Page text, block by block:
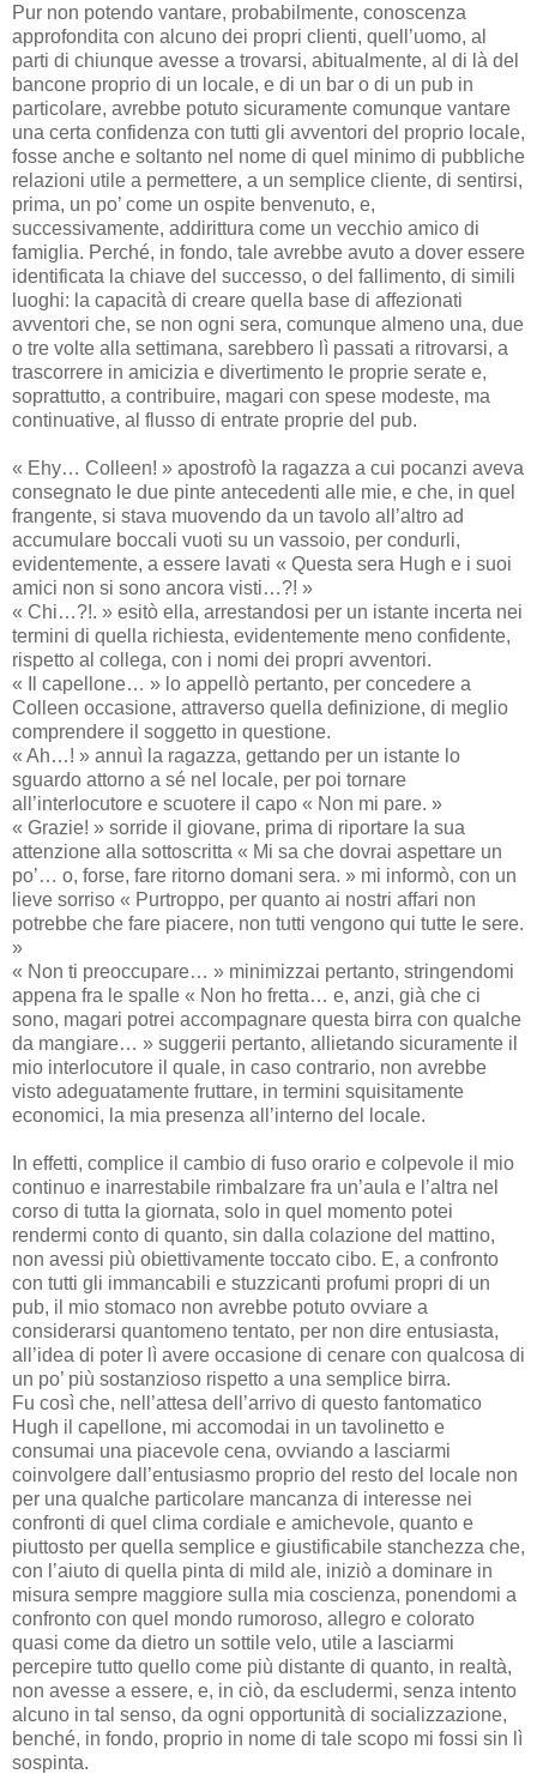
Pur non potendo vantare, probabilmente, conoscenza
approfondita con alcuno dei propri clienti, quell’uomo, al
parti di chiunque avesse a trovarsi, abitualmente, al di là del
bancone proprio di un locale, e di un bar o di un pub in
particolare, avrebbe potuto sicuramente comunque vantare
una certa confidenza con tutti gli avventori del proprio locale,
fosse anche e soltanto nel nome di quel minimo di pubbliche
relazioni utile a permettere, a un semplice cliente, di sentirsi,
prima, un po’ come un ospite benvenuto, e,
successivamente, addirittura come un vecchio amico di
famiglia. Perché, in fondo, tale avrebbe avuto a dover essere
identificata la chiave del successo, o del fallimento, di simili
luoghi: la capacità di creare quella base di affezionati
avventori che, se non ogni sera, comunque almeno una, due
o tre volte alla settimana, sarebbero lì passati a ritrovarsi, a
trascorrere in amicizia e divertimento le proprie serate e,
soprattutto, a contribuire, magari con spese modeste, ma
continuative, al flusso di entrate proprie del pub.
« Ehy… Colleen! » apostrofò la ragazza a cui pocanzi aveva
consegnato le due pinte antecedenti alle mie, e che, in quel
frangente, si stava muovendo da un tavolo all’altro ad
accumulare boccali vuoti su un vassoio, per condurli,
evidentemente, a essere lavati « Questa sera Hugh e i suoi
amici non si sono ancora visti…?! »
« Chi…?!. » esitò ella, arrestandosi per un istante incerta nei
termini di quella richiesta, evidentemente meno confidente,
rispetto al collega, con i nomi dei propri avventori.
« Il capellone… » lo appellò pertanto, per concedere a
Colleen occasione, attraverso quella definizione, di meglio
comprendere il soggetto in questione.
« Ah…! » annuì la ragazza, gettando per un istante lo
sguardo attorno a sé nel locale, per poi tornare
all’interlocutore e scuotere il capo « Non mi pare. »
« Grazie! » sorride il giovane, prima di riportare la sua
attenzione alla sottoscritta « Mi sa che dovrai aspettare un
po’… o, forse, fare ritorno domani sera. » mi informò, con un
lieve sorriso « Purtroppo, per quanto ai nostri affari non
potrebbe che fare piacere, non tutti vengono qui tutte le sere.
»
« Non ti preoccupare… » minimizzai pertanto, stringendomi
appena fra le spalle « Non ho fretta… e, anzi, già che ci
sono, magari potrei accompagnare questa birra con qualche
da mangiare… » suggerii pertanto, allietando sicuramente il
mio interlocutore il quale, in caso contrario, non avrebbe
visto adeguatamente fruttare, in termini squisitamente
economici, la mia presenza all’interno del locale.
In effetti, complice il cambio di fuso orario e colpevole il mio
continuo e inarrestabile rimbalzare fra un’aula e l’altra nel
corso di tutta la giornata, solo in quel momento potei
rendermi conto di quanto, sin dalla colazione del mattino,
non avessi più obiettivamente toccato cibo. E, a confronto
con tutti gli immancabili e stuzzicanti profumi propri di un
pub, il mio stomaco non avrebbe potuto ovviare a
considerarsi quantomeno tentato, per non dire entusiasta,
all’idea di poter lì avere occasione di cenare con qualcosa di
un po’ più sostanzioso rispetto a una semplice birra.
Fu così che, nell’attesa dell’arrivo di questo fantomatico
Hugh il capellone, mi accomodai in un tavolinetto e
consumai una piacevole cena, ovviando a lasciarmi
coinvolgere dall’entusiasmo proprio del resto del locale non
per una qualche particolare mancanza di interesse nei
confronti di quel clima cordiale e amichevole, quanto e
piuttosto per quella semplice e giustificabile stanchezza che,
con l’aiuto di quella pinta di mild ale, iniziò a dominare in
misura sempre maggiore sulla mia coscienza, ponendomi a
confronto con quel mondo rumoroso, allegro e colorato
quasi come da dietro un sottile velo, utile a lasciarmi
percepire tutto quello come più distante di quanto, in realtà,
non avesse a essere, e, in ciò, da escludermi, senza intento
alcuno in tal senso, da ogni opportunità di socializzazione,
benché, in fondo, proprio in nome di tale scopo mi fossi sin lì
sospinta.